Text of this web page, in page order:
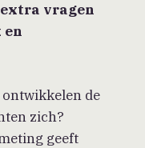
vragen
en
ontwikkelen de
zich?
geeft